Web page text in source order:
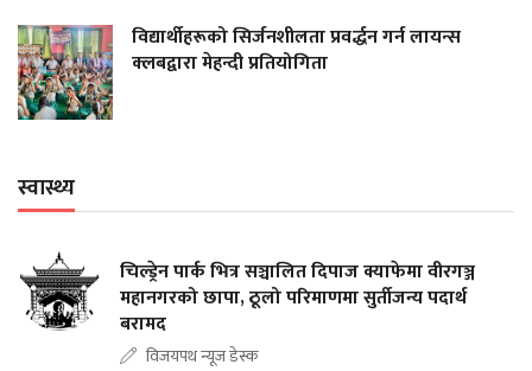
विद्यार्थीहरूको सिर्जनशीलता प्रवर्द्धन गर्न लायन्स
क्लबद्वारा मेहन्दी प्रतियोगिता
स्वास्थ्य
चिल्ड्रेन पार्क भित्र सञ्चालित दिपाज क्याफेमा वीरगञ्ज
महानगरको छापा, ठूलो परिमाणमा सुर्तीजन्य पदार्थ
बरामद
विजयपथ न्यूज डेस्क